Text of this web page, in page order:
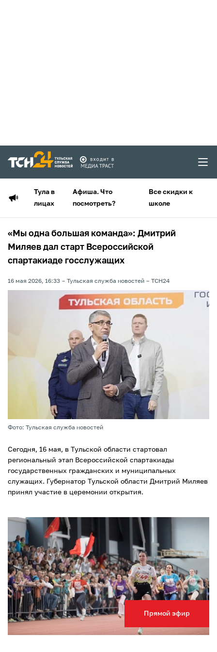
Тула в
лицах
Афиша. Что
посмотреть?
Все скидки к
школе
Прямой эфир
«Мы одна большая команда»: Дмитрий
Миляев дал старт Всероссийской
спартакиаде госслужащих
16 мая 2026, 16:33 Тульская служба новостей ТСН24
Фото: Тульская служба новостей
Сегодня, 16 мая, в Тульской области стартовал
региональный этап Всероссийской спартакиады
государственных гражданских и муниципальных
служащих. Губернатор Тульской области Дмитрий Миляев
принял участие в церемонии открытия.